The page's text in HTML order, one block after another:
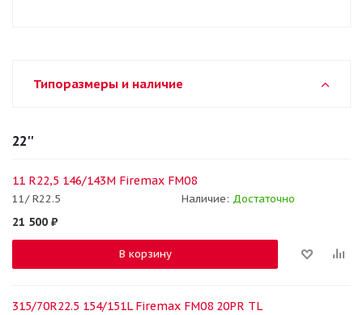
Типоразмеры и наличие
22''
11 R22,5 146/143M Firemax FM08
11/ R22.5 Наличие: Достаточно
21 500 ₽
В корзину
315/70R22.5 154/151L Firemax FM08 20PR TL